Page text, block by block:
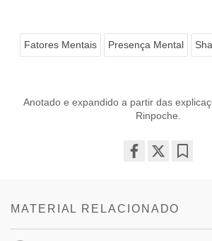
Fatores Mentais Presença Mental
Anotado e expandido a partir das
Rinpoche.
MATERIAL RELACIONADO